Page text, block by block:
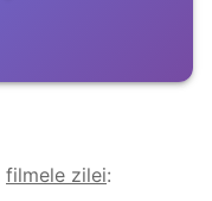
filmele zilei: